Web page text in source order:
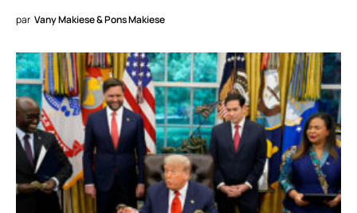
par Vany Makiese & Pons Makiese